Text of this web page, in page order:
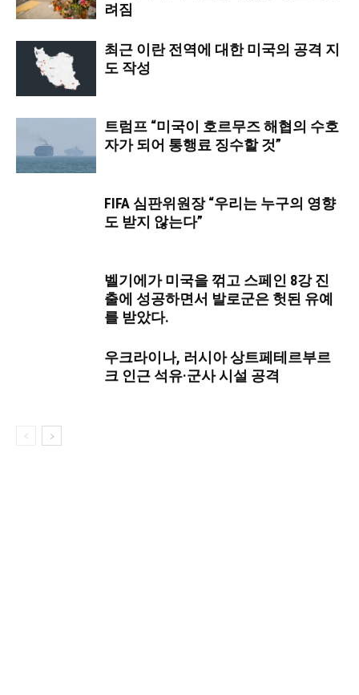
려짐
최근 이란 전역에 대한 미국의 공격 지
도 작성
트럼프 “미국이 호르무즈 해협의 수호
자가 되어 통행료 징수할 것”
FIFA 심판위원장 “우리는 누구의 영향
도 받지 않는다”
벨기에가 미국을 꺾고 스페인 8강 진
출에 성공하면서 발로군은 헛된 유예
를 받았다.
우크라이나, 러시아 상트페테르부르
크 인근 석유·군사 시설 공격